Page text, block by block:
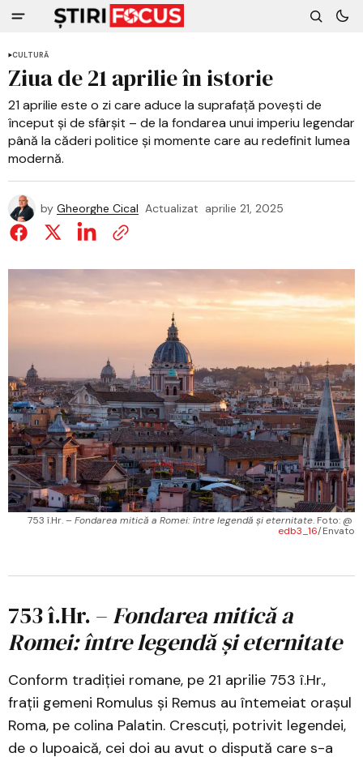
CULTURĂ
Ziua de 21 aprilie în istorie
21 aprilie este o zi care aduce la suprafață povești de
început și de sfârșit – de la fondarea unui imperiu legendar
până la căderi politice și momente care au redefinit lumea
modernă.
by Gheorghe Cical Actualizat aprilie 21, 2025
753 î.Hr. – Fondarea mitică a Romei: între legendă și eternitate. Foto: @
edb3_16/Envato
753 î.Hr. –Fondarea mitică a
Romei: între legendă și eternitate
Conform tradiției romane, pe 21 aprilie 753 î.Hr.,
frații gemeni Romulus și Remus au întemeiat orașul
Roma, pe colina Palatin. Crescuți, potrivit legendei,
de o lupoaică, cei doi au avut o dispută care s-a